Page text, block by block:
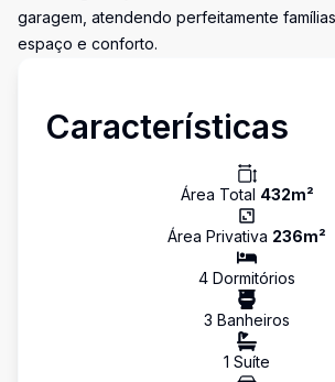
garagem, atendendo perfeitamente
espaço e conforto.
Características
Área Total 432m²
Área Privativa 236m²
4 Dormitórios
3 Banheiros
1 Suíte